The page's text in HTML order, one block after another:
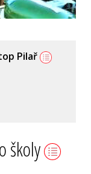
Pilař
školy